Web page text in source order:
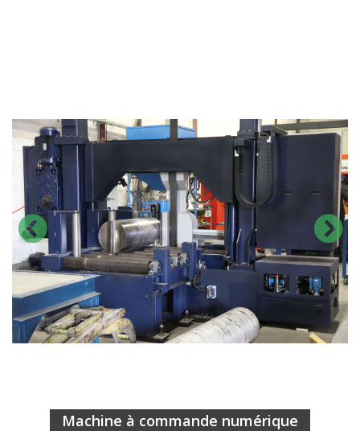
Machine à commande numérique